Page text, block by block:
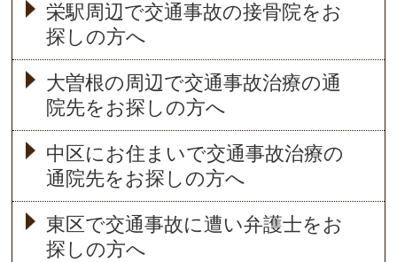
栄駅周辺で交通事故の接骨院をお
探しの方へ
大曽根の周辺で交通事故治療の通
院先をお探しの方へ
中区にお住まいで交通事故治療の
通院先をお探しの方へ
東区で交通事故に遭い弁護士をお
探しの方へ